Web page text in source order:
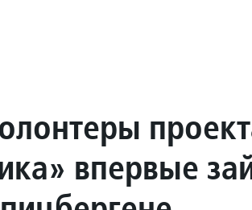
впервые